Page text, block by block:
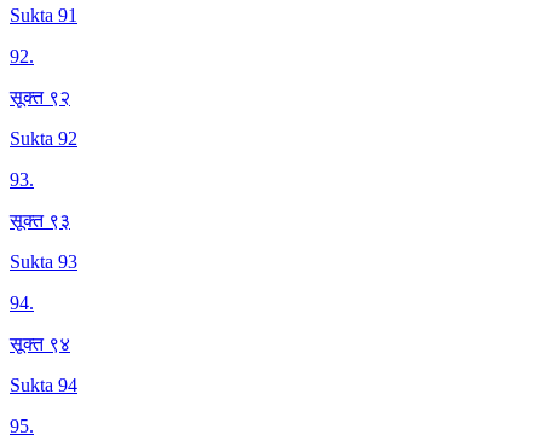
Sukta 91
92.
सूक्त ९२
Sukta 92
93.
सूक्त ९३
Sukta 93
94.
सूक्त ९४
Sukta 94
95.